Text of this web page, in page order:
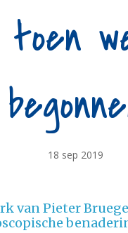
toen
18 sep 2019
van Pieter